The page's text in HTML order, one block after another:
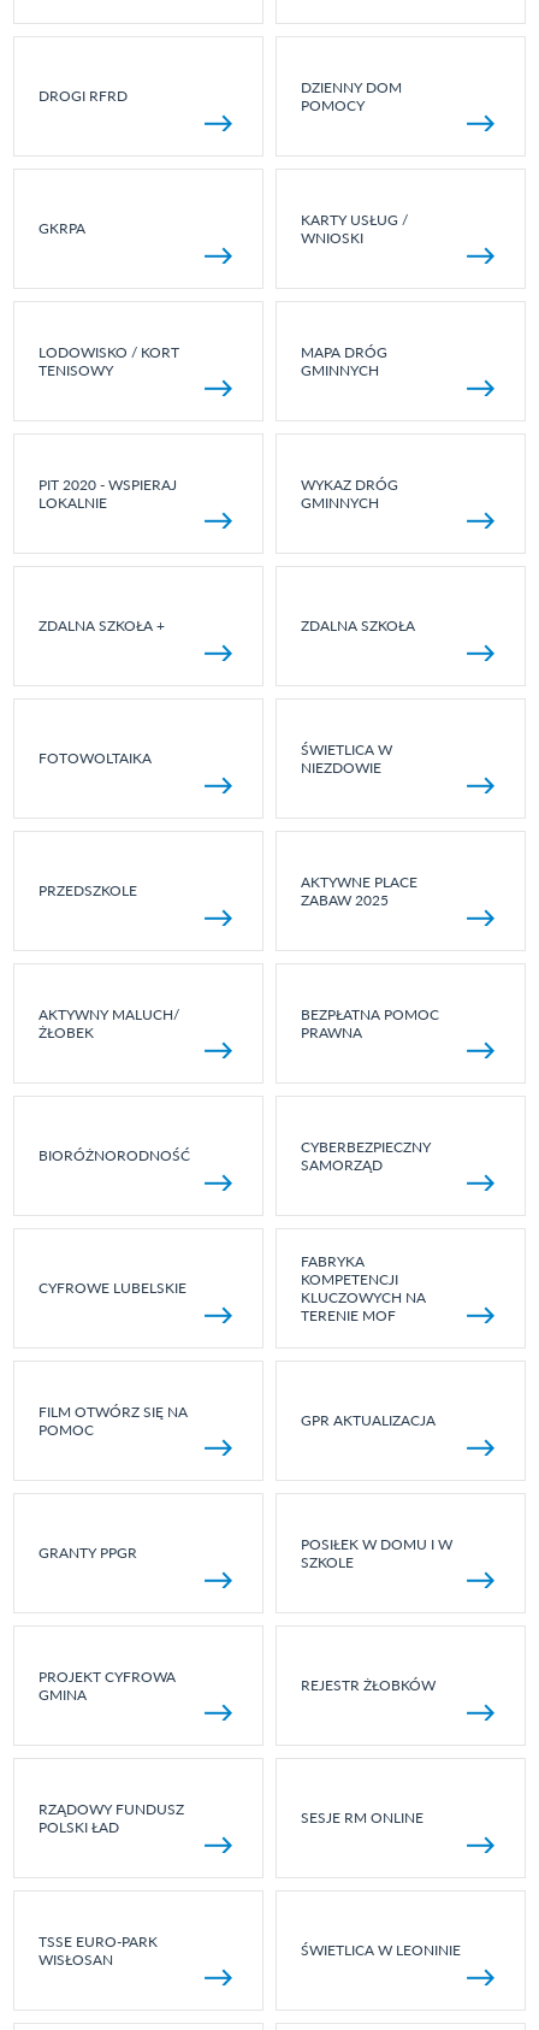
DROGI RFRD
DZIENNY DOM
POMOCY
GKRPA
KARTY USŁUG /
WNIOSKI
LODOWISKO / KORT
TENISOWY
MAPA DRÓG
GMINNYCH
PIT 2020 - WSPIERAJ
LOKALNIE
WYKAZ DRÓG
GMINNYCH
ZDALNA SZKOŁA + ZDALNA SZKOŁA
FOTOWOLTAIKA
ŚWIETLICA W
NIEZDOWIE
PRZEDSZKOLE
AKTYWNE PLACE
ZABAW 2025
AKTYWNY MALUCH/
ŻŁOBEK
BEZPŁATNA POMOC
PRAWNA
BIORÓŻNORODNOŚĆ
CYBERBEZPIECZNY
SAMORZĄD
CYFROWE LUBELSKIE
FABRYKA
KOMPETENCJI
KLUCZOWYCH NA
TERENIE MOF
FILM OTWÓRZ SIĘ NA
POMOC
GPR AKTUALIZACJA
GRANTY PPGR
POSIŁEK W DOMU I W
SZKOLE
PROJEKT CYFROWA
GMINA
REJESTR ŻŁOBKÓW
RZĄDOWY FUNDUSZ
POLSKI ŁAD
SESJE RM ONLINE
TSSE EURO-PARK
WISŁOSAN
ŚWIETLICA W LEONINIE